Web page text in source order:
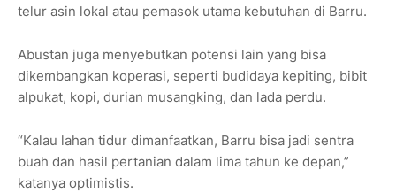
telur asin lokal atau pemasok utama kebutuhan di Barru.
Abustan juga menyebutkan potensi lain yang bisa
dikembangkan koperasi, seperti budidaya kepiting, bibit
alpukat, kopi, durian musangking, dan lada perdu.
“Kalau lahan tidur dimanfaatkan, Barru bisa jadi sentra
buah dan hasil pertanian dalam lima tahun ke depan,”
katanya optimistis.